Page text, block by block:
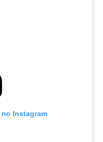
Instagram